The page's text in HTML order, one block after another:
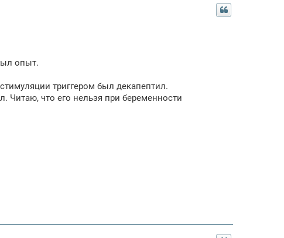
опыт.
триггером был декапептил.
Читаю, что его нельзя при беременности